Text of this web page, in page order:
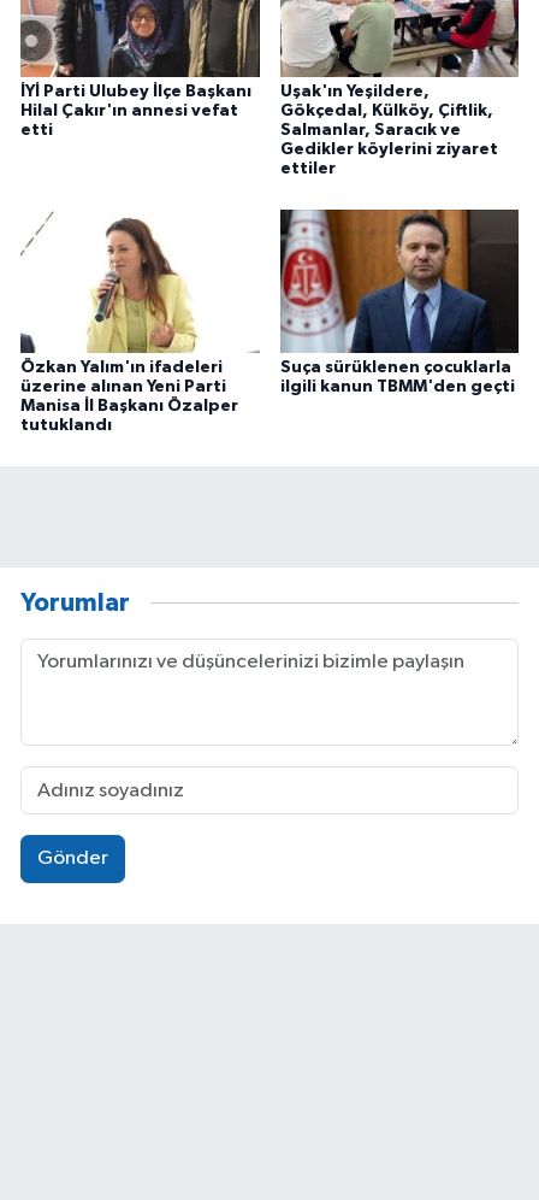
İYİ Parti Ulubey İlçe Başkanı
Hilal Çakır'ın annesi vefat
etti
Uşak'ın Yeşildere,
Gökçedal, Külköy, Çiftlik,
Salmanlar, Saracık ve
Gedikler köylerini ziyaret
ettiler
Özkan Yalım'ın ifadeleri
üzerine alınan Yeni Parti
Manisa İl Başkanı Özalper
tutuklandı
Suça sürüklenen çocuklarla
ilgili kanun TBMM'den geçti
Yorumlar
Gönder